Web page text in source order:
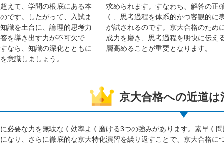
えて、学問の根底にある本
です。したがって、入試ま
識を土台に、論理的思考力
を導き出す力が不可欠で
なら、知識の深化とともに
意識しましょう。
求められます。すなわち、解答の正
く、思考過程を体系的かつ客観的に
が試されるのです。京大合格のため
成力を磨き、思考過程を明快に伝え
層高めることが重要となります。
京大合格への近道は
必要な力を無駄なく効率よく磨ける3つの強みがあります。素早く
なり、さらに徹底的な京大特化演習を繰り返すことで、京大合格に